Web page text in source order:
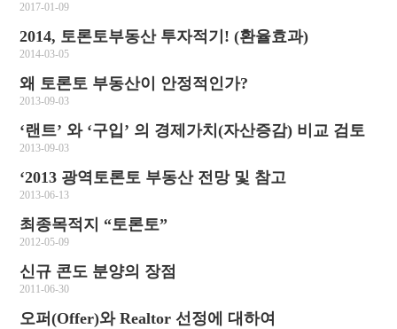
2017-01-09
2014, 토론토부동산 투자적기! (환율효과)
2014-03-05
왜 토론토 부동산이 안정적인가?
2013-09-03
‘랜트’ 와 ‘구입’ 의 경제가치(자산증감) 비교 검토
2013-09-03
‘2013 광역토론토 부동산 전망 및 참고
2013-06-13
최종목적지 “토론토”
2012-05-09
신규 콘도 분양의 장점
2011-06-30
오퍼(Offer)와 Realtor 선정에 대하여